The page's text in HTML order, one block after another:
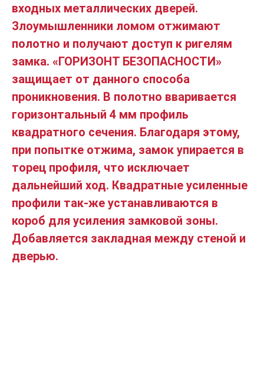
входных металлических дверей.
Злоумышленники ломом отжимают
полотно и получают доступ к ригелям
замка. «ГОРИЗОНТ БЕЗОПАСНОСТИ»
защищает от данного способа
проникновения. В полотно вваривается
горизонтальный 4 мм профиль
квадратного сечения. Благодаря этому,
при попытке отжима, замок упирается в
торец профиля, что исключает
дальнейший ход. Квадратные усиленные
профили так-же устанавливаются в
короб для усиления замковой зоны.
Добавляется закладная между стеной и
дверью.